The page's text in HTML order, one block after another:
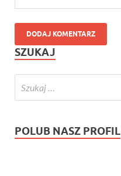
SZUKAJ
POLUB NASZ PROFIL